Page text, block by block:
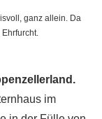
ganz allein. Da
im